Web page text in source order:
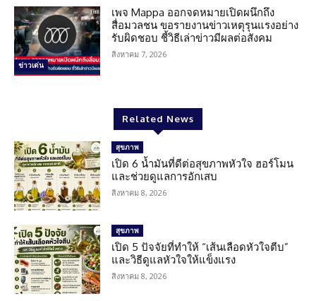
ข่าวเด่น
เพจ Mappa ออกจดหมายเปิดผนึกถึง
สื่อมวลชน ขอรายงานข่าวเหตุรุนแรงอย่าง
รับผิดชอบ ชี้วิธีเล่าข่าวมีผลต่อสังคม
สิงหาคม 7, 2026
Related News
สุขภาพ
เปิด 6 น้ำมันที่ดีต่อสุขภาพหัวใจ ฮอร์โมน
และช่วยดูแลการอักเสบ
สิงหาคม 8, 2026
สุขภาพ
เปิด 5 ปัจจัยที่ทำให้ “เส้นเลือดหัวใจตีบ”
และวิธีดูแลหัวใจให้แข็งแรง
สิงหาคม 8, 2026